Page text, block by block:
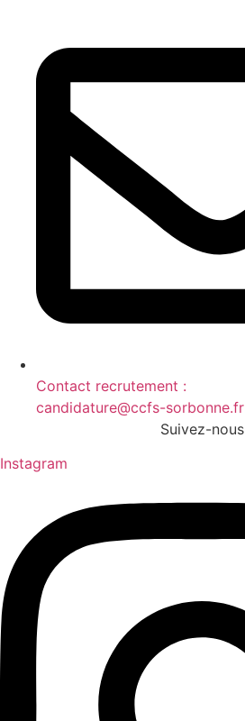
Contact recrutement :
candidature@ccfs-sorbonne.fr
Suivez-nous
Instagram